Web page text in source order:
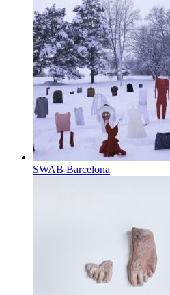
SWAB Barcelona